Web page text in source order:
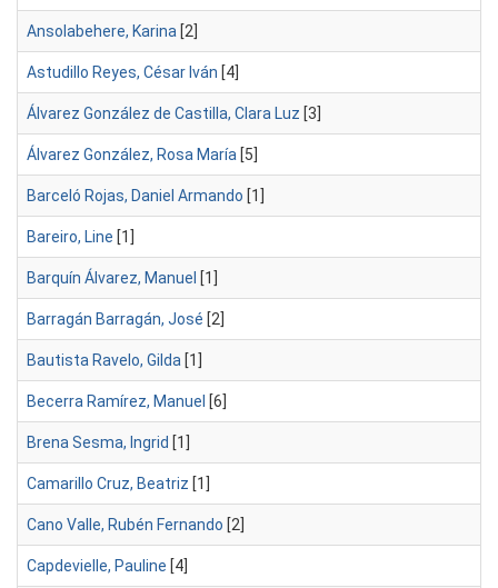
Ansolabehere, Karina [2]
Astudillo Reyes, César Iván [4]
Álvarez González de Castilla, Clara Luz [3]
Álvarez González, Rosa María [5]
Barceló Rojas, Daniel Armando [1]
Bareiro, Line [1]
Barquín Álvarez, Manuel [1]
Barragán Barragán, José [2]
Bautista Ravelo, Gilda [1]
Becerra Ramírez, Manuel [6]
Brena Sesma, Ingrid [1]
Camarillo Cruz, Beatriz [1]
Cano Valle, Rubén Fernando [2]
Capdevielle, Pauline [4]